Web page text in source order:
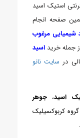
استیک اسید
صفحه انجام
شیمیایی مرغوب
جمله خرید اسید
در سایت نانو
اسید، جوهر
کربوکسیلیک